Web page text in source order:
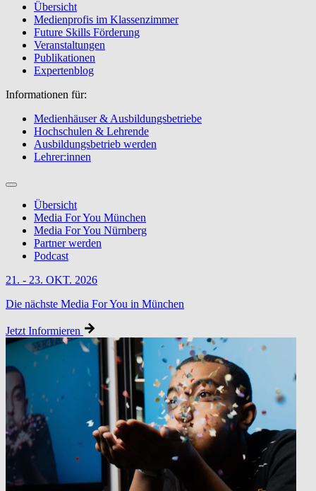
Übersicht
Medienprofis im Klassenzimmer
Future Skills Förderung
Veranstaltungen
Publikationen
Expertenblog
Informationen für:
Medienhäuser & Ausbildungsbetriebe
Hochschulen & Lehrende
Ausbildungsbetrieb werden
Lehrer:innen
Übersicht
Media For You München
Media For You Nürnberg
Partner werden
Podcast
21. - 23. OKT. 2026
Die nächste Media For You in München
Jetzt Informieren